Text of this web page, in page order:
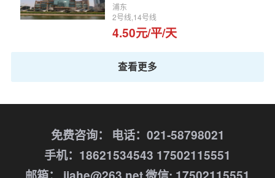
浦东
2号线,14号线
4.50元/平/天
查看更多
免费咨询：
电话：021-58798021
手机：18621534543 17502115551